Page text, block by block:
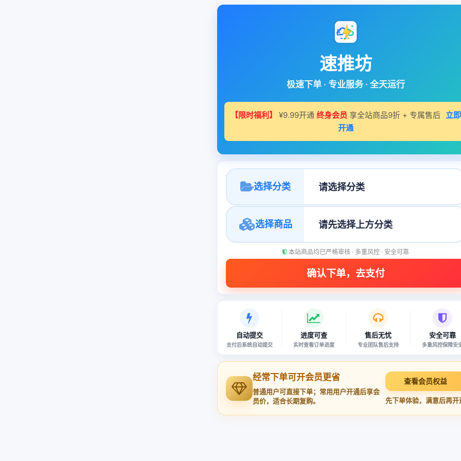
速推坊
极速下单 · 专业服务 · 全天运行
【限时福利】 ¥9.99开通 终身会员 享全站商品9折 + 专属售后 立即
开通
选择分类
选择商品
本站商品均已严格审核 · 多重风控 · 安全可靠
自动提交
支付后系统自动提交
进度可查
实时查看订单进度
售后无忧
专业团队售后支持
安全可靠
多重风控保障安
经常下单可开会员更省
普通用户可直接下单；常用用户开通后享会
员价，适合长期复购。
查看会员权益
先下单体验，满意后再开